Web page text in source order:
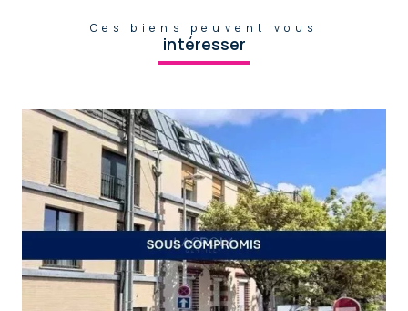
Ces biens peuvent vous
intéresser
voir le bien